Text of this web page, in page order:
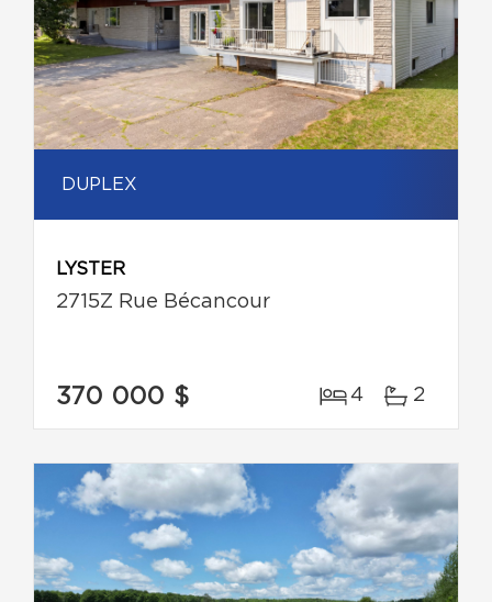
DUPLEX
LYSTER
2715Z Rue Bécancour
370 000 $ 4 2